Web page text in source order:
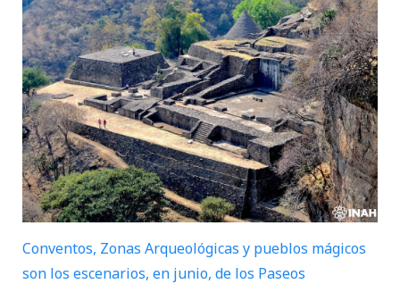
Conventos, Zonas Arqueológicas y pueblos mágicos
son los escenarios, en junio, de los Paseos